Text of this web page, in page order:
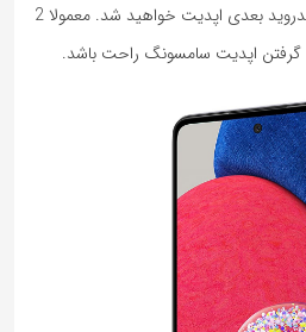
خرید مطئمن خواهید شد به اندروید بعدی اپدیت خواهید شد. معمولا 2